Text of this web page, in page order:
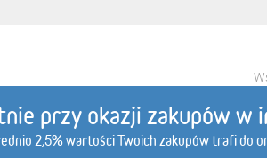
botland.com.pl
przy okazji zakupów w
2,5% wartości Twoich zakupów trafi do